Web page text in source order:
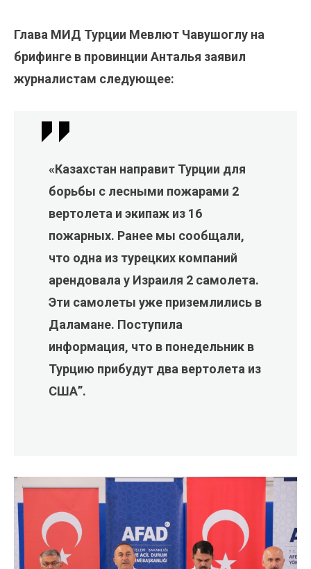
Глава МИД Турции Мевлют Чавушоглу на
брифинге в провинции Анталья заявил
журналистам следующее:
«Казахстан направит Турции для
борьбы с лесными пожарами 2
вертолета и экипаж из 16
пожарных. Ранее мы сообщали,
что одна из турецких компаний
арендовала у Израиля 2 самолета.
Эти самолеты уже приземлились в
Даламане. Поступила
информация, что в понедельник в
Турцию прибудут два вертолета из
США”.